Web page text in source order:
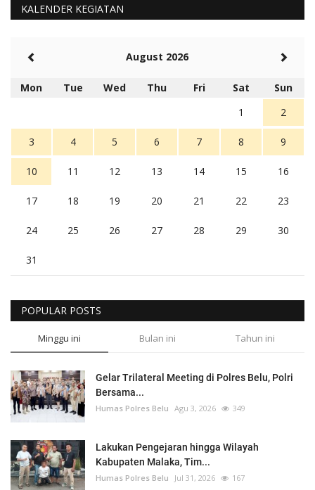
KALENDER KEGIATAN
August 2026
Mon Tue Wed Thu Fri Sat
Sun
1
2
3 4 5 6 7 8 9
10 11 12 13 14 15 16
17 18 19 20 21 22 23
24 25 26 27 28 29 30
31
POPULAR POSTS
Minggu ini Bulan ini Tahun ini
Gelar Trilateral Meeting di Polres Belu, Polri
Bersama...
Humas Polres Belu Agu 3, 2026 349
Lakukan Pengejaran hingga Wilayah
Kabupaten Malaka, Tim...
Humas Polres Belu Jul 31, 2026 167